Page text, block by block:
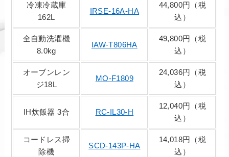
冷凍冷蔵庫
162L
IRSE-16A-HA
44,800円（税
込）
全自動洗濯機
8.0kg
IAW-T806HA
49,800円（税
込）
オーブンレン
ジ18L
MO-F1809
24,036円（税
込）
IH炊飯器 3合 RC-IL30-H
12,040円（税
込）
コードレス掃
除機
SCD-143P-HA
14,018円（税
込）